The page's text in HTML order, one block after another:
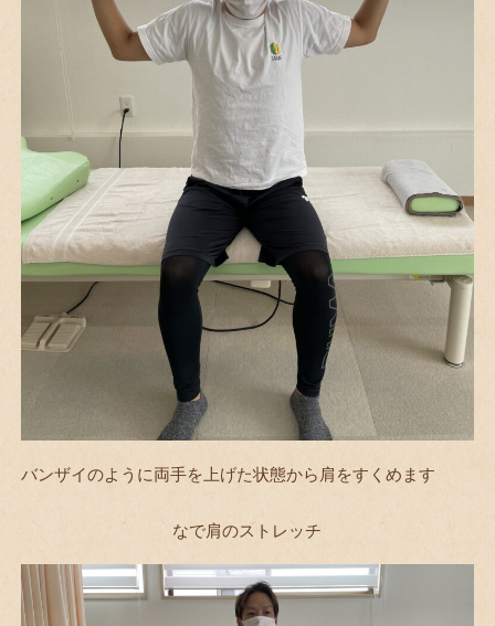
バンザイのように両手を上げた状態から肩をすくめます
なで肩のストレッチ